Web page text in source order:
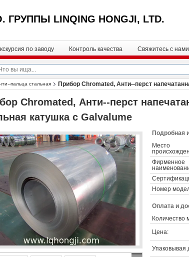
ГРУППЫ LINQING HONGJI, LTD.
по заводу Контроль качества Свяжитесь с нами
пальца стальная
Прибор Chromated, Анти--перст
Chromated, Анти--перст
катушка с Galvalume
Подробная
Место
Фирменное
Номер
Оплата и
Количество
Цена:
Упаковывая